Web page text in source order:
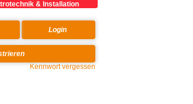
& Installation
Kennwort vergessen